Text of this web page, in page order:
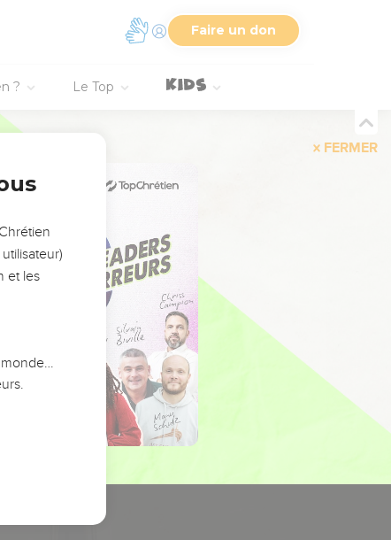
Faire un don
? Le Top
FERMER
et les
monde…